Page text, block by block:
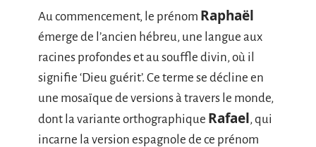
Au commencement, le prénom Raphaël
émerge de l’ancien hébreu, une langue aux
racines profondes et au souffle divin, où il
signifie ‘Dieu guérit’. Ce terme se décline en
une mosaïque de versions à travers le monde,
dont la variante orthographique Rafael, qui
incarne la version espagnole de ce prénom